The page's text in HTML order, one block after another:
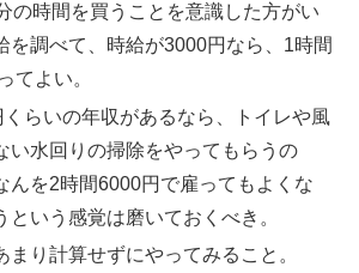
の時間を買うことを意識した方がい
を調べて、時給が3000円なら、1時間
てよい。
らいの年収があるなら、トイレや風
い水回りの掃除をやってもらうの
んを2時間6000円で雇ってもよくな
という感覚は磨いておくべき。
まり計算せずにやってみること。